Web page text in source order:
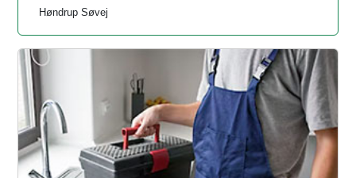
Høndrup Søvej